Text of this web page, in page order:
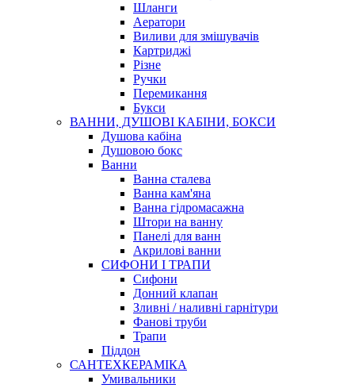
Шланги
Аератори
Виливи для змішувачів
Картриджі
Різне
Ручки
Перемикання
Букси
ВАННИ, ДУШОВІ КАБІНИ, БОКСИ
Душова кабіна
Душовою бокс
Ванни
Ванна сталева
Ванна кам'яна
Ванна гідромасажна
Штори на ванну
Панелі для ванн
Акрилові ванни
СИФОНИ І ТРАПИ
Сифони
Донний клапан
Зливні / наливні гарнітури
Фанові труби
Трапи
Піддон
САНТЕХКЕРАМІКА
Умивальники